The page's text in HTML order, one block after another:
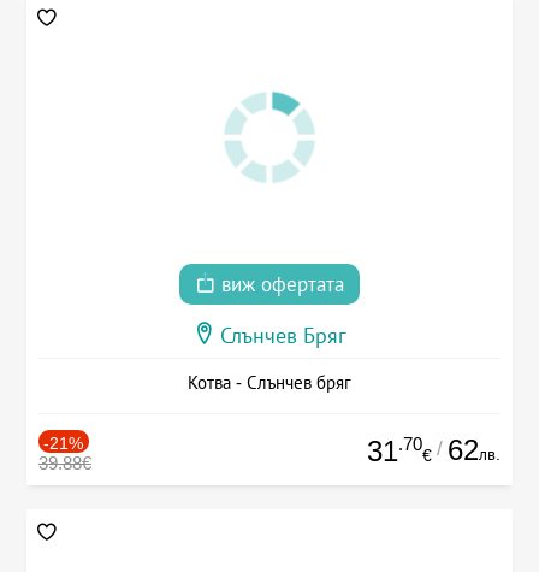
виж офертата
Слънчев Бряг
Котва - Слънчев бряг
-21%
39.88€ 31.70
€ / 62лв.